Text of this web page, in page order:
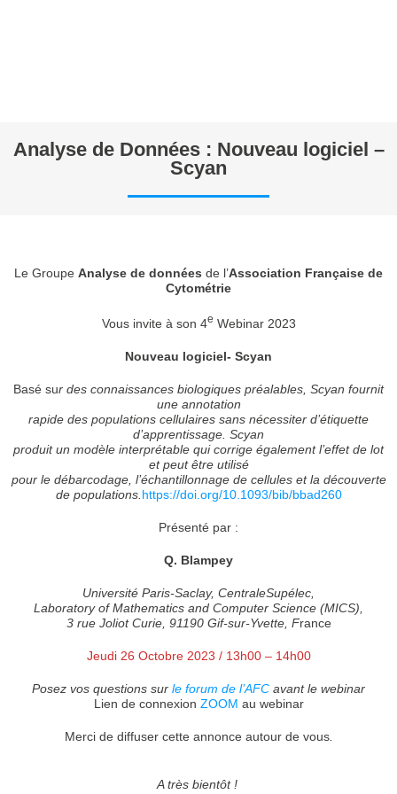
Analyse de Données : Nouveau logiciel –
Scyan
Le Groupe Analyse de données de l’Association Française de
Cytométrie
Vous invite à son 4e Webinar 2023
Nouveau logiciel- Scyan
Basé sur des connaissances biologiques préalables, Scyan fournit
une annotation
rapide des populations cellulaires sans nécessiter d’étiquette
d’apprentissage. Scyan
produit un modèle interprétable qui corrige également l’effet de lot
et peut être utilisé
pour le débarcodage, l’échantillonnage de cellules et la découverte
de populations.https://doi.org/10.1093/bib/bbad260
Présenté par :
Q. Blampey
Université Paris-Saclay, CentraleSupélec,
Laboratory of Mathematics and Computer Science (MICS),
3 rue Joliot Curie, 91190 Gif-sur-Yvette, France
Jeudi 26 Octobre 2023 / 13h00 – 14h00
Posez vos questions sur le forum de l’AFC avant le webinar
Lien de connexion ZOOM au webinar
Merci de diffuser cette annonce autour de vous.
A très bientôt !